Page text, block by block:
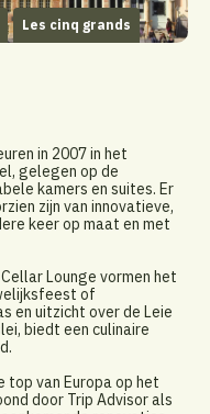
Les cinq grands
in 2007 in het
gelegen op de
kamers en suites. Er
zijn van innovatieve,
keer op maat en met
Lounge vormen het
of
en uitzicht over de Leie
biedt een culinaire
van Europa op het
door Trip Advisor als